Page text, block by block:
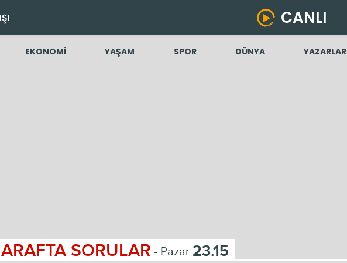
CANLI
EKONOMİ YAŞAM SPOR DÜNYA YAZARLAR
ARAFTA SORULAR - Pazar 23.15